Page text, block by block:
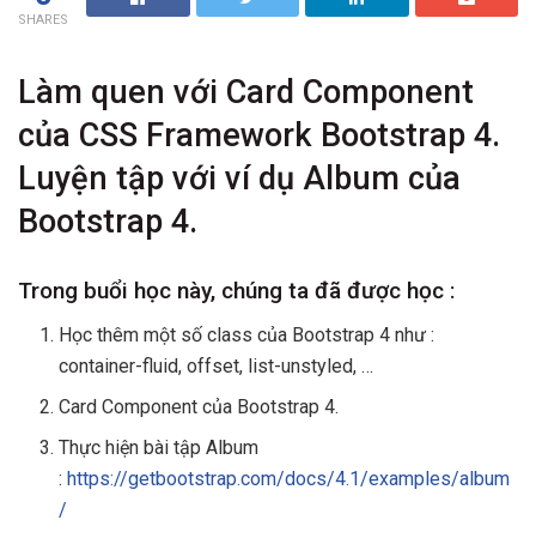
SHARES
Làm quen với Card Component
của CSS Framework Bootstrap 4.
Luyện tập với ví dụ Album của
Bootstrap 4.
Trong buổi học này, chúng ta đã được học :
Học thêm một số class của Bootstrap 4 như :
container-fluid, offset, list-unstyled, …
Card Component của Bootstrap 4.
Thực hiện bài tập Album
:https://getbootstrap.com/docs/4.1/examples/album
/